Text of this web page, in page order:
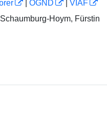
OGND
VIAF
Hoym, Fürstin